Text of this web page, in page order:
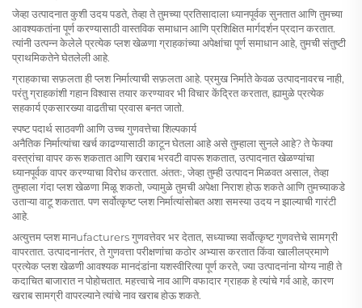
जेव्हा उत्पादनात कुशी उदय पडते, तेव्हा ते तुमच्या प्रतिसादाला ध्यानपूर्वक सुनतात आणि तुमच्या
आवश्यकतांना पूर्ण करण्यासाठी वास्तविक समाधान आणि प्रशिक्षित मार्गदर्शन प्रदान करतात.
त्यांनी उत्पन्न केलेले प्रत्येक प्लश खेळणा ग्राहकांच्या अपेक्षांचा पूर्ण समाधान आहे, तुमची संतुष्टी
प्राथमिकतेने घेतलेली आहे.
ग्राहकाचा सफ़लता ही प्लश निर्मात्याची सफ़लता आहे. प्रमुख निर्माते केवळ उत्पादनावरच नाही,
परंतु ग्राहकांशी गहान विश्वास तयार करण्यावर भी विचार केंद्रित करतात, ह्यामुळे प्रत्येक
सहकार्य एकसारख्या वाढतीचा प्रवास बनत जातो.
स्पष्ट पदार्थ साठवणी आणि उच्च गुणवत्तेचा शिल्पकार्य
अनैतिक निर्मात्यांचा खर्च काढण्यासाठी काटून घेतला आहे असे तुम्हाला सुनले आहे? ते फेक्या
वस्त्रांचा वापर करू शकतात आणि खराब भरवटी वापरू शकतात, उत्पादनात खेळण्यांचा
ध्यानपूर्वक वापर करण्याचा विरोध करतात. अंततः, जेव्हा तुम्ही उत्पादन मिळवत असाल, तेव्हा
तुम्हाला गंदा प्लश खेळणा मिळू शकतो, ज्यामुळे तुमची अपेक्षा निराश होऊ शकते आणि तुमच्याकडे
उताऱ्या वाटू शकतात. पण सर्वोत्कृष्ट प्लश निर्मात्यांसोबत अशा समस्या उदय न झाल्याची गारंटी
आहे.
अत्युत्तम प्लश मानufacturers गुणवत्तेवर भर देतात, सध्याच्या सर्वोत्कृष्ट गुणवत्तेचे सामग्री
वापरतात. उत्पादनानंतर, ते गुणवत्ता परीक्षणांचा कठोर अभ्यास करतात किंवा खालीलप्रमाणे
प्रत्येक प्लश खेळणी आवश्यक मानदंडांना यशस्वीरित्या पूर्ण करते, ज्या उत्पादनांना योग्य नाही ते
कदाचित बाजारात न पोहोचतात. महत्त्वाचे नाव आणि वफादार ग्राहक हे त्यांचे गर्व आहे, कारण
खराब सामग्री वापरल्याने त्यांचे नाव खराब होऊ शकते.